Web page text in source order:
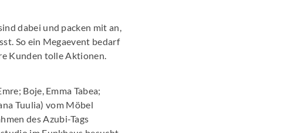
dabei und packen mit an,
So ein Megaevent bedarf
Kunden tolle Aktionen.
Boje, Emma Tabea;
Tuulia) vom Möbel
des Azubi-Tags